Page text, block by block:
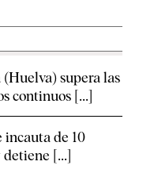
supera las
continuos [...]
incauta de 10
[...]